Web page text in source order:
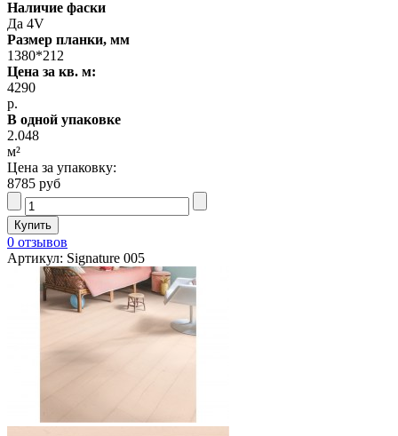
Наличие фаски
Да 4V
Размер планки, мм
1380*212
Цена за кв. м:
4290
р.
В одной упаковке
2.048
м²
Цена за упаковку:
8785 руб
0 отзывов
Артикул: Signature 005